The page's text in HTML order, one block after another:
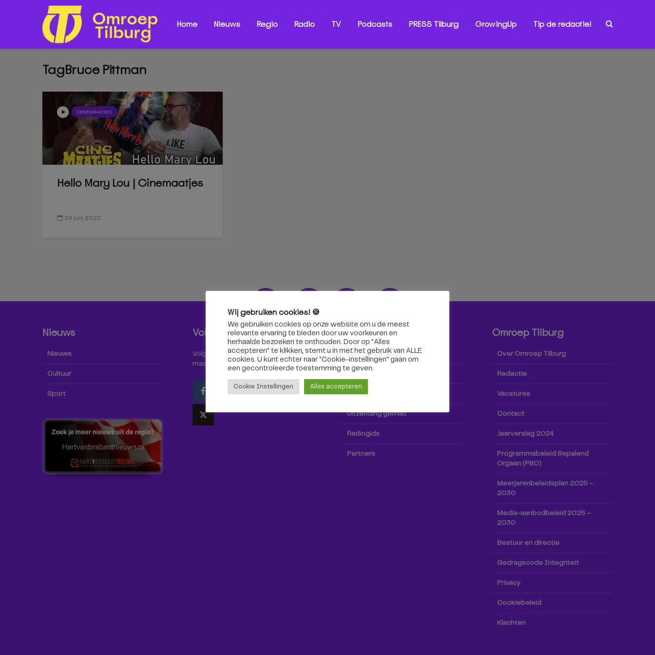
Home Nieuws Regio Radio TV Podcasts PRESS Tilburg GrowingUp Tip de redactie!
TagBruce Pittman
CINEMAATJES
Hello Mary Lou | Cinemaatjes
29 juni 2022
Nieuws
Nieuws
Cultuur
Sport
Volg ons!
Volg Omroep Tilburg niet alleen hier,
maar ook via social media!
Radio & TV
Kijk tv
Radio
TV-gids
Uitzending gemist
Radiogids
Partners
Omroep Tilburg
Over Omroep Tilburg
Redactie
Vacatures
Contact
Jaarverslag 2024
Programmabeleid Bepalend
Orgaan (PBO)
Meerjarenbeleidsplan 2025 –
2030
Media-aanbodbeleid 2025 –
2030
Bestuur en directie
Gedragscode Integriteit
Privacy
Cookiebeleid
Klachten
Wij gebruiken cookies! 🍪
We gebruiken cookies op onze website om u de meest
relevante ervaring te bieden door uw voorkeuren en
herhaalde bezoeken te onthouden. Door op "Alles
accepteren" te klikken, stemt u in met het gebruik van ALLE
cookies. U kunt echter naar "Cookie-instellingen" gaan om
een ​​gecontroleerde toestemming te geven.
Cookie Instellingen Alles accepteren